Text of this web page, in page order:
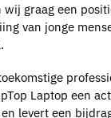
graag een
van jonge
Laptop een
levert een